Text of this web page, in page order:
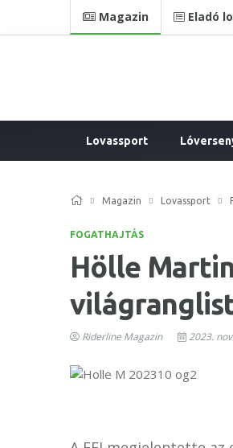
Magazin Eladó
Lovassport
Magazin Lovassport
FOGATHAJTÁS
Hölle
Riderline Magazin 2023.